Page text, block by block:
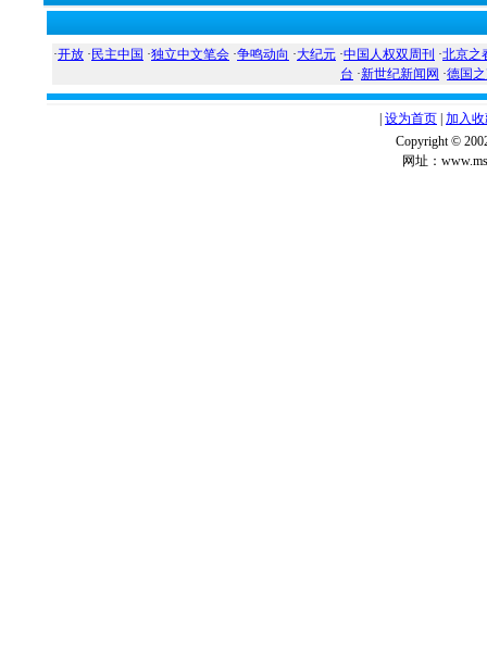
·开放 · 民主中国 ·独立中文笔会 ·争鸣动向 ·大纪元 ·中国人权双周刊 ·北京之
台 ·新世纪新闻网 ·德国
设为首页 加入
Copyright ©
网址：